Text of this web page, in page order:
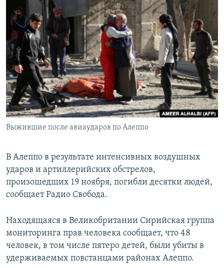
поискуИНФОГРАФИКА
ТЕЛЕПРОЕКТ КРЫМ.РЕАЛИИ
СОВЕТЫ ПРАВОЗАЩИТНИКОВ
ПРОПАВШИЕ БЕЗ ВЕСТИ
ПОБЕДИТЕЛЕЙ НЕ СУДЯТ?
КРЫМ.НЕПОКОРЕННЫЙ
ELIFBE
УКРАИНСКАЯ ПРОБЛЕМА КРЫМА
КАК ОБОЙТИ БЛОКИРОВКУ
Українською
Qırımtatar
ПРИСОЕДИНЯЙТЕСЬ!
Выжившие после авиаударов по Алеппо
В Алеппо в результате интенсивных воздушных
ударов и артиллерийских обстрелов,
произошедших 19 ноября, погибли десятки людей,
сообщает Радио Свобода.
Находящаяся в Великобритании Сирийская группа
мониторинга прав человека сообщает, что 48
человек, в том числе пятеро детей, были убиты в
удерживаемых повстанцами районах Алеппо.